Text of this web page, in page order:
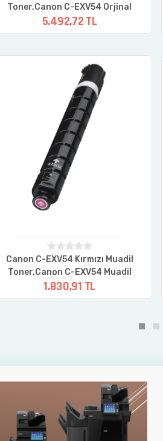
Toner,Canon C-EXV54 Orjinal
Toner,Canon IR-C3025i
Toner,Canon IR-C3125i Toner
5.492,72 TL
Canon C-EXV54 Kırmızı Muadil
Toner,Canon C-EXV54 Muadil
Toner,Canon IR-C3025i
Toner,Canon IR-C3125i Toner
1.830,91 TL